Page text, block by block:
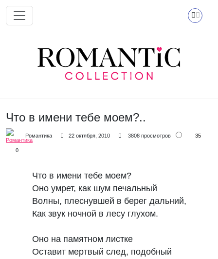
Перейти к основному содержанию
Что в имени тебе моем?..
Романтика 22 октября, 2010 3808 просмотров 35
0
Что в имени тебе моем?
Оно умрет, как шум печальный
Волны, плеснувшей в берег дальний,
Как звук ночной в лесу глухом.
Оно на памятном листке
Оставит мертвый след, подобный